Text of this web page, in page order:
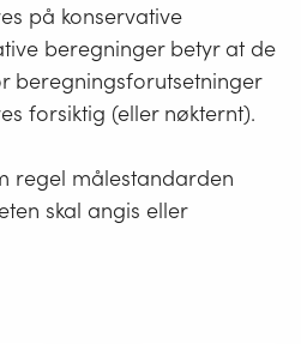
på konservative
beregninger betyr at de
beregningsforutsetninger
forsiktig (eller nøkternt).
regel målestandarden
skal angis eller